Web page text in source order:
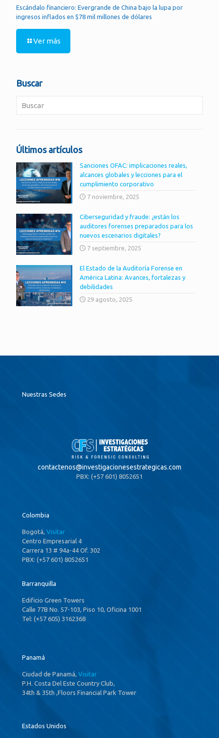
Escándalo financiero: Evergrande de China bajo la lupa por
ingresos inflados en $78 mil millones de dólares
Ver más
Buscar
Últimos artículos
Sanciones OFAC: implicaciones reales,
alcances globales y lecciones para el
cumplimiento corporativo
7 noviembre, 2025
Ciberseguridad y fraude: ¿están los
auditores forenses preparados para los
nuevos escenarios digitales?
7 septiembre, 2025
El Estado de la Auditoría Forense en
América Latina: Avances, fortalezas y
debilidades
29 agosto, 2025
Nuestras Sedes
contactenos@investigacionesestrategicas.com
PBX: (+57 601) 8052651
Colombia
Bogotá, Visitar
Centro Empresarial 4
Carrera 13 # 94a-44 Of. 302
PBX: (+57 601) 8052651
Barranquilla
Edificio Green Towers
Calle 77B No. 57-103, Piso 10, Oficina 1001
Tel: (+57 605) 3162368
Panamá
Ciudad de Panamá, Visitar
P.H. Costa Del Este Country Club,
34th & 35th ,Floors Financial Park Tower
Estados Unidos